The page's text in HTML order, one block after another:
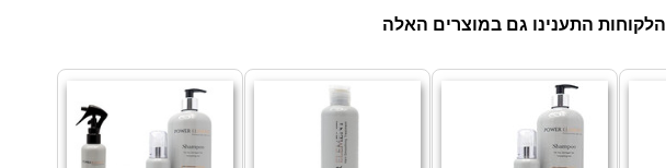
הלקוחות התענינו גם במוצרים האלה